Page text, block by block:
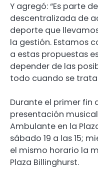
Y agregó: “Es parte
descentralizada de
deporte que
la gestión. Estamos
a estas propuestas
depender de las
todo cuando se trata
Durante el primer fin
presentación
Ambulante en la
sábado 19 a las 15;
el mismo horario la
Plaza Billinghurst.